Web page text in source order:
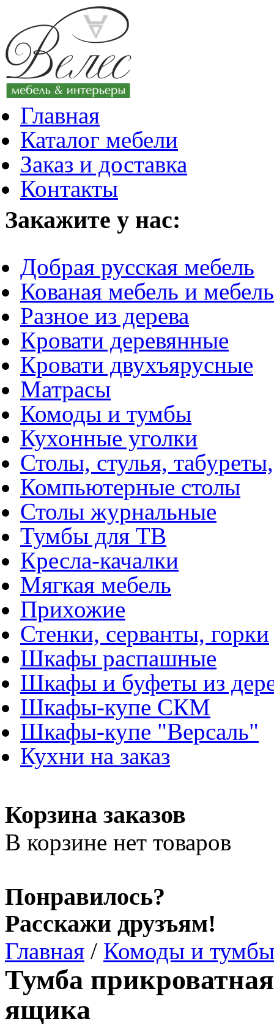
Главная
Каталог мебели
Заказ и доставка
Контакты
Закажите у нас:
Добрая русская мебель
Кованая мебель и
Разное из дерева
Кровати деревянные
Кровати двухъярусные
Матрасы
Комоды и тумбы
Кухонные уголки
Столы, стулья,
Компьютерные столы
Столы журнальные
Тумбы для ТВ
Кресла-качалки
Мягкая мебель
Прихожие
Стенки, серванты, горки
Шкафы распашные
Шкафы и буфеты из
Шкафы-купе СКМ
Шкафы-купе "Версаль"
Кухни на заказ
Корзина заказов
В корзине нет товаров
Понравилось?
Расскажи друзъям!
Главная / Комоды и тумбы
Тумба
ящика